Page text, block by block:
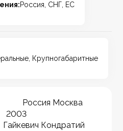
Россия, СНГ, ЕС
Крупногабаритные
Россия Москва
2003
Гайкевич Кондратий